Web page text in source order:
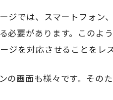
ジでは、スマートフォン
必要があります。このよ
ジを対応させることをレ
の画面も様々です。その